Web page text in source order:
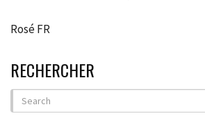
Rosé FR
RECHERCHER